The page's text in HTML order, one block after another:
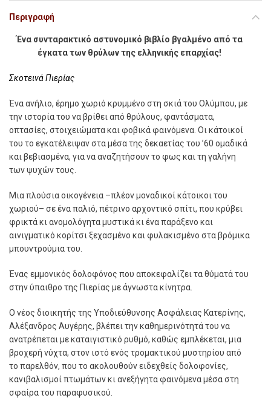
Περιγραφή
Ένα συνταρακτικό αστυνομικό βιβλίο βγαλμένο από τα
έγκατα των θρύλων της ελληνικής επαρχίας!
Σκοτεινά Πιερίας
Ένα ανήλιο, έρηµο χωριό κρυµµένο στη σκιά του Ολύµπου, µε
την ιστορία του να βρίθει από θρύλους, φαντάσµατα,
οπτασίες, στοιχειώµατα και φοβικά φαινόµενα. Οι κάτοικοί
του το εγκατέλειψαν στα µέσα της δεκαετίας του ’60 οµαδικά
και βεβιασµένα, για να αναζητήσουν το φως και τη γαλήνη
των ψυχών τους.
Μια πλούσια οικογένεια –πλέον µοναδικοί κάτοικοι του
χωριού– σε ένα παλιό, πέτρινο αρχοντικό σπίτι, που κρύβει
φρικτά κι ανοµολόγητα µυστικά κι ένα παράξενο και
αινιγµατικό κορίτσι ξεχασµένο και φυλακισµένο στα βρόµικα
µπουντρούµια του.
Ένας εµµονικός δολοφόνος που αποκεφαλίζει τα θύµατά του
στην ύπαιθρο της Πιερίας µε άγνωστα κίνητρα.
Ο νέος διοικητής της Υποδιεύθυνσης Ασφάλειας Κατερίνης,
Αλέξανδρος Αυγέρης, βλέπει την καθηµερινότητά του να
ανατρέπεται µε καταιγιστικό ρυθµό, καθώς εµπλέκεται, µια
βροχερή νύχτα, στον ιστό ενός τροµακτικού µυστηρίου από
το παρελθόν, που το ακολουθούν ειδεχθείς δολοφονίες,
κανιβαλισµοί πτωµάτων κι ανεξήγητα φαινόµενα µέσα στη
σφαίρα του παραφυσικού.